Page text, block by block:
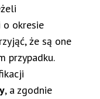
o okresie
że są one
przypadku.
, a zgodnie